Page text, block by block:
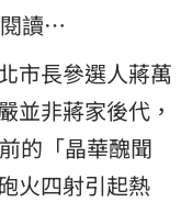
讀…
市長參選人蔣萬
並非蔣家後代，
的「晶華醜聞
火四射引起熱